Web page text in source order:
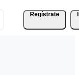
Regístrate